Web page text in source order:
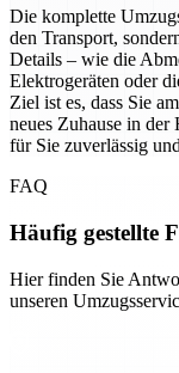
Die komplette
den Transport,
Details – wie die
Elektrogeräten oder
Ziel ist es, dass Sie
neues Zuhause in
für Sie zuverlässig
FAQ
Häufig gestellte
Hier finden Sie
unseren